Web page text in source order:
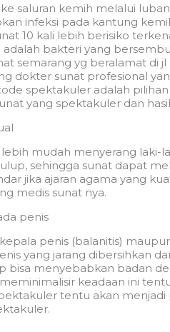
saluran kemih melalui
infeksi pada kantung
10 kali lebih berisiko
bakteri yang
semarang yg beralamat di
dokter sunat profesional
spektakuler adalah
yang spektakuler dan
mudah menyerang laki-
sehingga sunat dapat
jika ajaran agama yang
medis sunat nya.
penis
penis (balanitis)
yang jarang dibersihkan
menyebabkan badan
keadaan ini
tentu akan menjadi